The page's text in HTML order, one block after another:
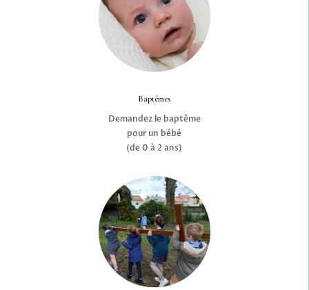
Baptêmes
Demandez le baptême
pour un bébé
(de 0 à 2 ans)